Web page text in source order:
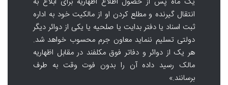
انتقال گیرنده و مطلع کردن او از مالکیت خود به اداره
ثبت اسناد یا دفتر بدایت یا صلحیه یا یکی از دوائر دیگر
دولتی تسلیم ننماید معاون جرم محسوب خواهد شد.
هر یک از دوائر و دفاتر فوق مکلفند در مقابل اظهاریه
مالک رسید داده آن را بدون فوت وقت به طرف
برسانند.»